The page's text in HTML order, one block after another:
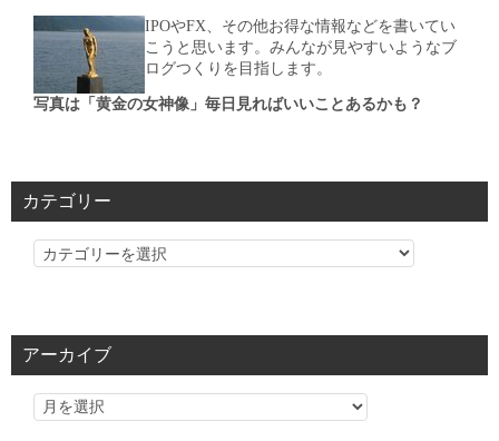
IPOやFX、その他お得な情報などを書いてい
こうと思います。みんなが見やすいようなブ
ログつくりを目指します。
写真は「黄金の女神像」毎日見ればいいことあるかも？
カテゴリー
カ
リ
アーカイブ